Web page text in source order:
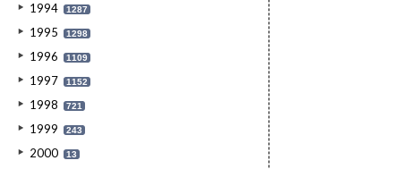
1994 1287
1995 1298
1996 1109
1997 1152
1998 721
1999 243
2000 13